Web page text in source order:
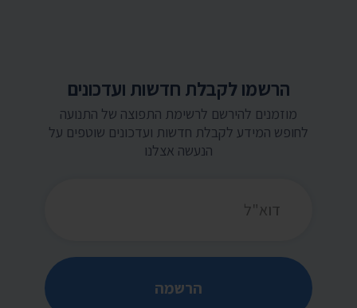
הרשמו לקבלת חדשות ועדכונים
מוזמנים להירשם לרשימת התפוצה של התנועה
לחופש המידע לקבלת חדשות ועדכונים שוטפים על
הנעשה אצלנו
הרשמה